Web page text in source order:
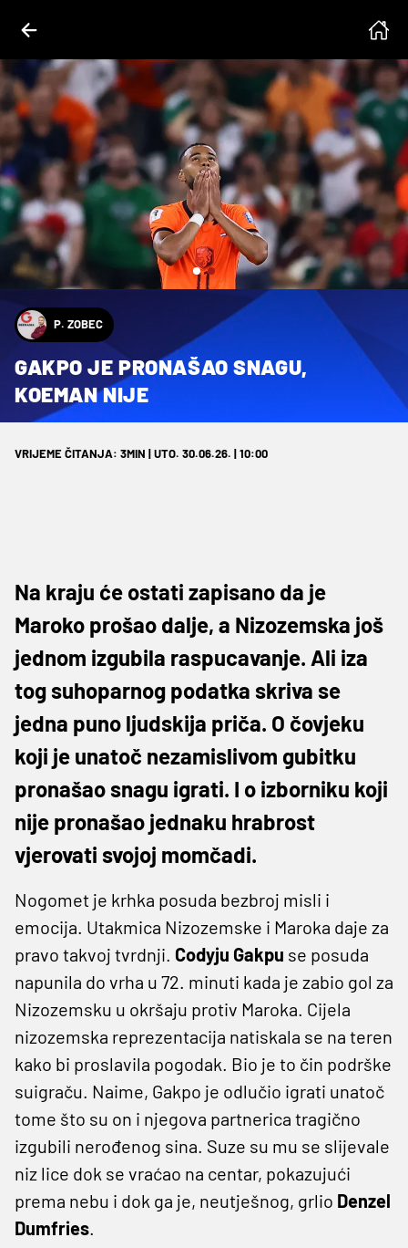
Becerril, Eloisa Sanchez
P. ZOBEC
GAKPO JE PRONAŠAO SNAGU,
KOEMAN NIJE
VRIJEME ČITANJA: 3MIN | UTO. 30.06.26. | 10:00
Na kraju će ostati zapisano da je
Maroko prošao dalje, a Nizozemska još
jednom izgubila raspucavanje. Ali iza
tog suhoparnog podatka skriva se
jedna puno ljudskija priča. O čovjeku
koji je unatoč nezamislivom gubitku
pronašao snagu igrati. I o izborniku koji
nije pronašao jednaku hrabrost
vjerovati svojoj momčadi.
Nogomet je krhka posuda bezbroj misli i
emocija. Utakmica Nizozemske i Maroka daje za
pravo takvoj tvrdnji. Codyju Gakpu se posuda
napunila do vrha u 72. minuti kada je zabio gol za
Nizozemsku u okršaju protiv Maroka. Cijela
nizozemska reprezentacija natiskala se na teren
kako bi proslavila pogodak. Bio je to čin podrške
suigraču. Naime, Gakpo je odlučio igrati unatoč
tome što su on i njegova partnerica tragično
izgubili nerođenog sina. Suze su mu se slijevale
niz lice dok se vraćao na centar, pokazujući
prema nebu i dok ga je, neutješnog, grlio Denzel
Dumfries.